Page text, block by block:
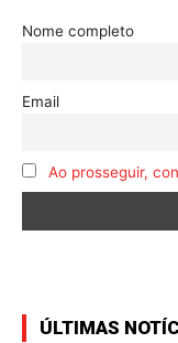
Nome completo
Email
Ao prosseguir,
ÚLTIMAS